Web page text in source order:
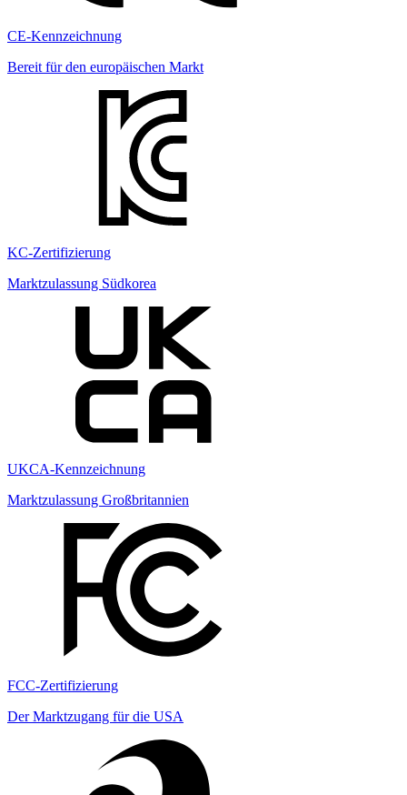
CE-Kennzeichnung
Bereit für den europäischen Markt
KC-Zertifizierung
Marktzulassung Südkorea
UKCA-Kennzeichnung
Marktzulassung Großbritannien
FCC-Zertifizierung
Der Marktzugang für die USA